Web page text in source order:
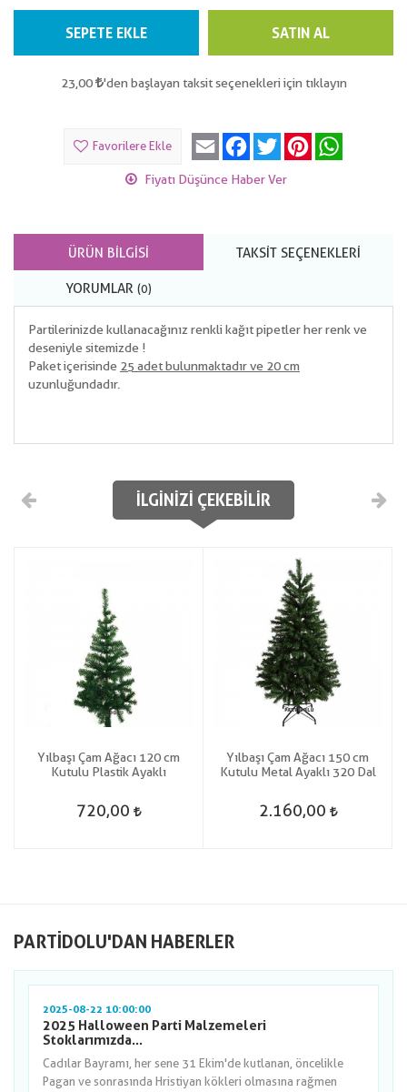
SEPETE EKLE SATIN AL
23,00 'den başlayan taksit seçenekleri için tıklayın
Favorilere Ekle Email Facebook
Twitter Pinterest
Fiyatı Düşünce Haber Ver
ÜRÜN BILGISI TAKSIT SEÇENEKLERI
YORUMLAR (0)
Partilerinizde kullanacağınız renkli kağıt pipetler her renk ve
deseniyle sitemizde !
Paket içerisinde 25 adet bulunmaktadır ve 20 cm
uzunluğundadır.
İLGINIZI ÇEKEBILIR
Yılbaşı Çam Ağacı 120 cm
Kutulu Plastik Ayaklı
720,00
Yılbaşı Çam Ağacı 150 cm
Kutulu Metal Ayaklı 320 Dal
2.160,00
PARTIDOLU'DAN HABERLER
2025-08-22 10:00:00
2025 Halloween Parti Malzemeleri
Stoklarımızda...
Cadılar Bayramı, her sene 31 Ekim'de kutlanan, öncelikle
Pagan ve sonrasında Hristiyan kökleri olmasına rağmen